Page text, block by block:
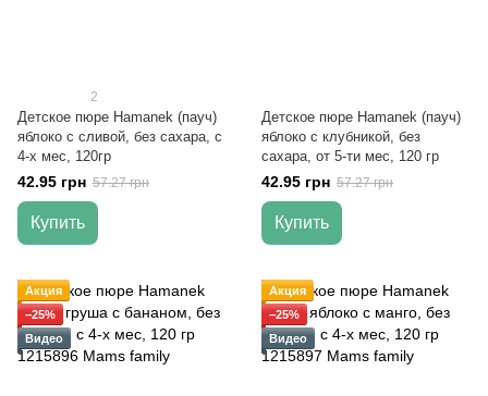
2
Детское пюре Hamanek (пауч)
яблоко с сливой, без сахара, с
4-х мес, 120гр
42.95 грн 57.27 грн
Купить
Детское пюре Hamanek (пауч)
яблоко с клубникой, без
сахара, от 5-ти мес, 120 гр
42.95 грн 57.27 грн
Купить
Акция
−25%
Видео
Акция
−25%
Видео